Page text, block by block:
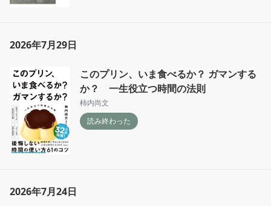
2026年7月29日
このプリン、いま食べるか？ ガマンする
か？ 一生役立つ時間の法則
柿内尚文
読み終わった
2026年7月24日